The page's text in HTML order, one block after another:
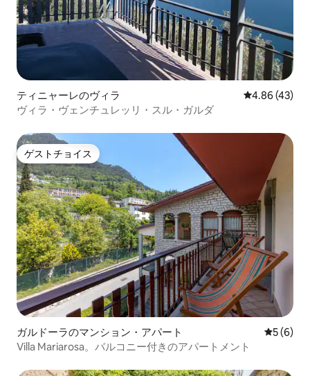
ティニャーレのヴィラ レビュー43
4.86 (43)
ヴィラ・ヴェンチュレッリ・スル・ガルダ
ゲストチョイス
ゲストチョイス
ガルドーラのマンション・アパート レビュー
5 (6)
Villa Mariarosa。バルコニー付きのアパートメント